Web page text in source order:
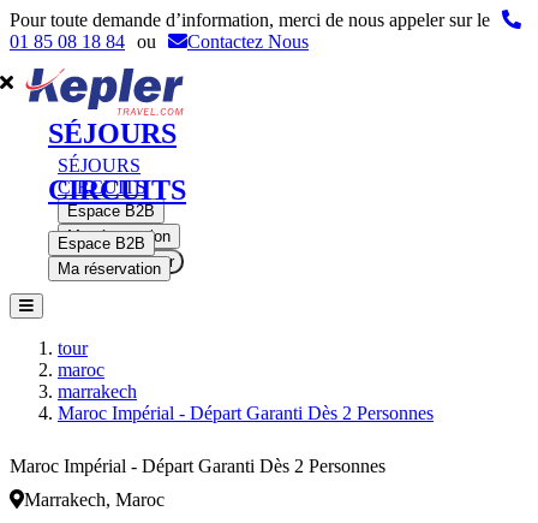
Pour toute demande d’information, merci de nous appeler sur le
01 85 08 18 84 ou Contactez Nous
SÉJOURS
CIRCUITS
Espace B2B
Ma réservation
Se connecter
SÉJOURS
CIRCUITS
Espace B2B
Ma réservation
tour
maroc
marrakech
Maroc Impérial - Départ Garanti Dès 2 Personnes
Maroc Impérial - Départ Garanti Dès 2 Personnes
Marrakech, Maroc